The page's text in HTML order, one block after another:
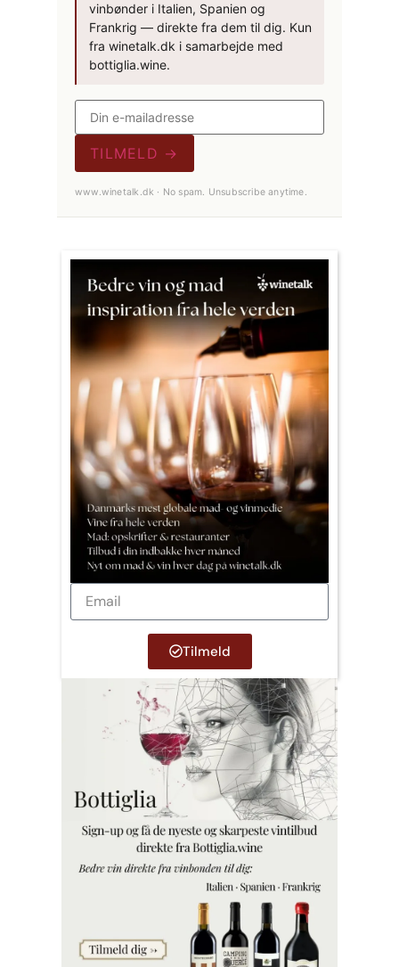
vinbønder i Italien, Spanien og
Frankrig — direkte fra dem til dig. Kun
fra winetalk.dk i samarbejde med
bottiglia.wine.
TILMELD →
www.winetalk.dk · No spam. Unsubscribe anytime.
Tilmeld